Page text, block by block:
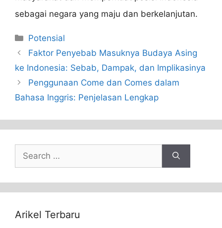
sebagai negara yang maju dan berkelanjutan.
Categories
Potensial
Faktor Penyebab Masuknya Budaya Asing
ke Indonesia: Sebab, Dampak, dan Implikasinya
Penggunaan Come dan Comes dalam
Bahasa Inggris: Penjelasan Lengkap
Search
for:
Arikel Terbaru